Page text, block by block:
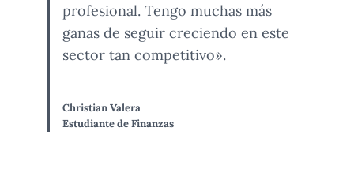
profesional. Tengo muchas más
ganas de seguir creciendo en este
sector tan competitivo».
Christian Valera
Estudiante de Finanzas